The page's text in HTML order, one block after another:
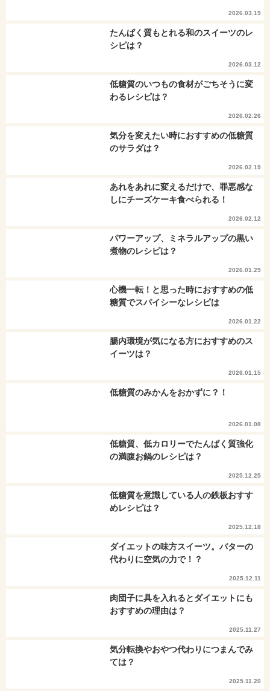
2026.03.19
たんぱく質もとれる和のスイーツのレ
シピは？
2026.03.12
低糖質のいつもの食材がごちそうに変
わるレシピは？
2026.02.26
気分を変えたい時におすすめの低糖質
のサラダは？
2026.02.19
あれをあれに変えるだけで、罪悪感な
しにチーズケーキ食べられる！
2026.02.12
パワーアップ、ミネラルアップの黒い
煮物のレシピは？
2026.01.29
心機一転！と思った時におすすめの低
糖質でスパイシーなレシピは
2026.01.22
腸内環境が気になる方におすすめのス
イーツは？
2026.01.15
低糖質のみかんをおかずに？！
2026.01.08
低糖質、低カロリーでたんぱく質強化
の満腹お鍋のレシピは？
2025.12.25
低糖質を意識している人の鉄板おすす
めレシピは？
2025.12.18
ダイエットの味方スイーツ。バターの
代わりに空気の力で！？
2025.12.11
肉団子に具を入れるとダイエットにも
おすすめの理由は？
2025.11.27
気分転換やおやつ代わりにつまんでみ
ては？
2025.11.20